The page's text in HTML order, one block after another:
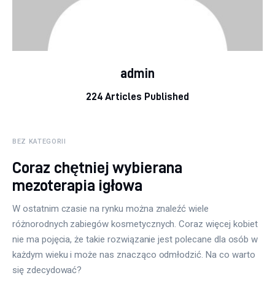
admin
224 Articles Published
BEZ KATEGORII
Coraz chętniej wybierana
mezoterapia igłowa
W ostatnim czasie na rynku można znaleźć wiele
różnorodnych zabiegów kosmetycznych. Coraz więcej kobiet
nie ma pojęcia, że takie rozwiązanie jest polecane dla osób w
każdym wieku i może nas znacząco odmłodzić. Na co warto
się zdecydować?